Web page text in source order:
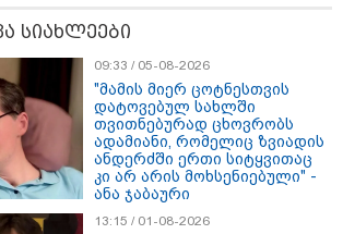
მომეპარნენ და თავს
თავი მრავალჯერ
მირტყეს მუშტები" - რას ჰყვება
არასრულწლოვანები სასტიკად
სიახლეები
09:33 / 05-08-2026
"მამის მიერ ცოტნესთვის
დატოვებულ სახლში
თვითნებურად ცხოვრობს
ადამიანი, რომელიც ზვიადის
ანდერძში ერთი სიტყვითაც
კი არ არის მოხსენიებული" -
ანა ჯაბაური
13:15 / 01-08-2026